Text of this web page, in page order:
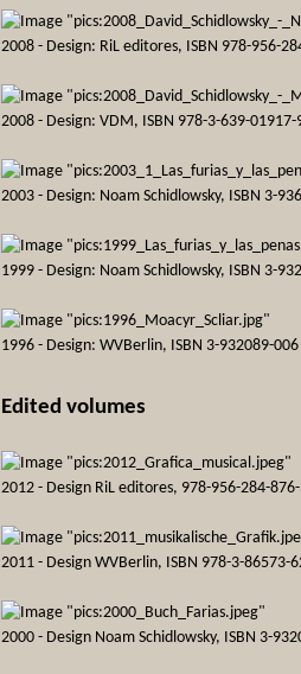
2008 - Design: RiL editores, ISBN 978-956-
2008 - Design: VDM, ISBN 978-3-639-01917-
2003 - Design: Noam Schidlowsky, ISBN 3-
1999 - Design: Noam Schidlowsky, ISBN 3-
1996 - Design: WVBerlin, ISBN 3-932089-006
Edited volumes
2012 - Design RiL editores, 978-956-284-
2011 - Design WVBerlin, ISBN 978-3-86573-
2000 - Design Noam Schidlowsky, ISBN 3-